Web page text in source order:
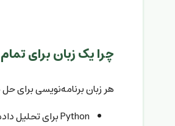
چرا یک زبان برای
هر زبان برنامه‌نویسی برای
Python برای تحلیل داده و هوش مصنوعی عالی است، اما برای توسعه سیستم‌های سطح پایین کارایی کمتری دارد.